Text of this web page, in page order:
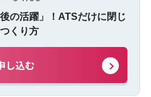
の活躍」！ATSだけに閉じ
くり方
し込む